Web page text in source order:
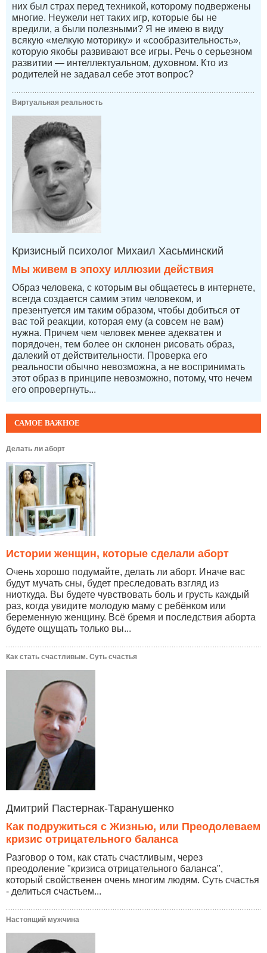
САМОЕ ВАЖНОЕ
Делать ли аборт
Истории женщин, которые сделали аборт
Очень хорошо подумайте, делать ли аборт. Иначе вас
будут мучать сны, будет преследовать взгляд из
ниоткуда. Вы будете чувствовать боль и грусть каждый
раз, когда увидите молодую маму с ребёнком или
беременную женщину. Всё бремя и последствия аборта
будете ощущать только вы...
Как стать счастливым. Суть счастья
Дмитрий Пастернак-Таранушенко
Как подружиться с Жизнью, или Преодолеваем
кризис отрицательного баланса
Разговор о том, как стать счастливым, через
преодоление "кризиса отрицательного баланса",
который свойственен очень многим людям. Суть счастья
- делиться счастьем...
Настоящий мужчина
них был страх перед техникой, которому подвержены
многие. Неужели нет таких игр, которые бы не
вредили, а были полезными? Я не имею в виду
всякую «мелкую моторику» и «сообразительность»,
которую якобы развивают все игры. Речь о серьезном
развитии — интеллектуальном, духовном. Кто из
родителей не задавал себе этот вопрос?
Виртуальная реальность
Кризисный психолог Михаил Хасьминский
Мы живем в эпоху иллюзии действия
Образ человека, с которым вы общаетесь в интернете,
всегда создается самим этим человеком, и
презентуется им таким образом, чтобы добиться от
вас той реакции, которая ему (а совсем не вам)
нужна. Причем чем человек менее адекватен и
порядочен, тем более он склонен рисовать образ,
далекий от действительности. Проверка его
реальности обычно невозможна, а не воспринимать
этот образ в принципе невозможно, потому, что нечем
его опровергнуть...